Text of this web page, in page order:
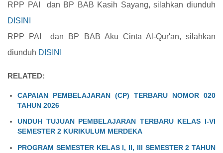
RPP PAI dan BP BAB Kasih Sayang, silahkan diunduh
DISINI
RPP PAI dan BP BAB Aku Cinta Al-Qur'an, silahkan
diunduh DISINI
RELATED:
CAPAIAN PEMBELAJARAN (CP) TERBARU NOMOR 020
TAHUN 2026
UNDUH TUJUAN PEMBELAJARAN TERBARU KELAS I-VI
SEMESTER 2 KURIKULUM MERDEKA
PROGRAM SEMESTER KELAS I, II, III SEMESTER 2 TAHUN